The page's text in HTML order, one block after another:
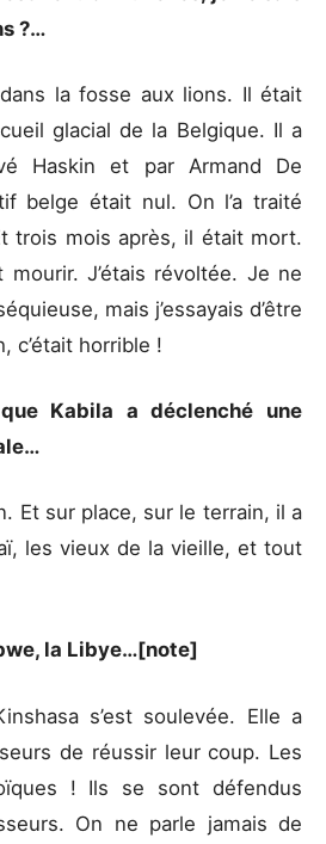
?…
la fosse aux lions. Il était
glacial de la Belgique. Il a
Haskin et par Armand De
belge était nul. On l’a traité
trois mois après, il était mort.
mourir. J’étais révoltée. Je ne
mais j’essayais d’être
c’était horrible !
Kabila a déclenché une
Et sur place, sur le terrain, il a
les vieux de la vieille, et tout
la Libye…[note]
s’est soulevée. Elle a
de réussir leur coup. Les
! Ils se sont défendus
On ne parle jamais de